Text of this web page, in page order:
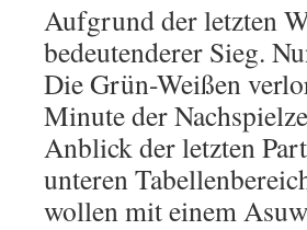
Aufgrund der letzten
bedeutenderer Sieg.
Die Grün-Weißen
Minute der
Anblick der letzten
unteren
wollen mit einem